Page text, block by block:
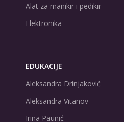
Alat za manikir i pedikir
Elektronika
EDUKACIJE
Aleksandra Drinjaković
Aleksandra Vitanov
Irina Paunić